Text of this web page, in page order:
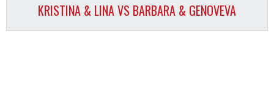
KRISTINA & LINA VS BARBARA & GENOVEVA